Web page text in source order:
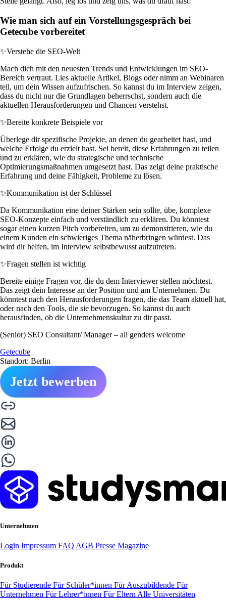
Wie man sich auf ein Vorstellungsgespräch bei
Getecube vorbereitet
✨Verstehe die SEO-Welt
Mach dich mit den neuesten Trends und Entwicklungen im SEO-
Bereich vertraut. Lies aktuelle Artikel, Blogs oder nimm an Webinaren
teil, um dein Wissen aufzufrischen. So kannst du im Interview zeigen,
dass du nicht nur die Grundlagen beherrschst, sondern auch die
aktuellen Herausforderungen und Chancen verstehst.
✨Bereite konkrete Beispiele vor
Überlege dir spezifische Projekte, an denen du gearbeitet hast, und
welche Erfolge du erzielt hast. Sei bereit, diese Erfahrungen zu teilen
und zu erklären, wie du strategische und technische
Optimierungsmaßnahmen umgesetzt hast. Das zeigt deine praktische
Erfahrung und deine Fähigkeit, Probleme zu lösen.
✨Kommunikation ist der Schlüssel
Da Kommunikation eine deiner Stärken sein sollte, übe, komplexe
SEO-Konzepte einfach und verständlich zu erklären. Du könntest
sogar einen kurzen Pitch vorbereiten, um zu demonstrieren, wie du
einem Kunden ein schwieriges Thema näherbringen würdest. Das
wird dir helfen, im Interview selbstbewusst aufzutreten.
✨Fragen stellen ist wichtig
Bereite einige Fragen vor, die du dem Interviewer stellen möchtest.
Das zeigt dein Interesse an der Position und am Unternehmen. Du
könntest nach den Herausforderungen fragen, die das Team aktuell hat,
oder nach den Tools, die sie bevorzugen. So kannst du auch
herausfinden, ob die Unternehmenskultur zu dir passt.
(Senior) SEO Consultant/ Manager – all genders welcome
Getecube
Standort: Berlin
Jetzt bewerben
Unternehmen
Login Impressum FAQ AGB Presse Magazine
Produkt
Für Studierende Für Schüler*innen Für Auszubildende Für
Unternehmen Für Lehrer*innen Für Eltern Alle Universitäten